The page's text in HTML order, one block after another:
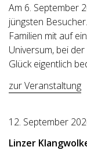
Am 6. September
jüngsten
Familien mit auf
Universum, bei
Glück eigentlich
zur Veranstaltung
12. September
Linzer